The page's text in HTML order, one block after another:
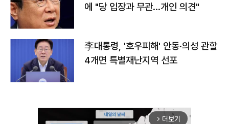
에 "당 입장과 무관…개인 의견"
李대통령, '호우피해' 안동·의성 관할
4개면 특별재난지역 선포
arrow_forward_ios 더보기